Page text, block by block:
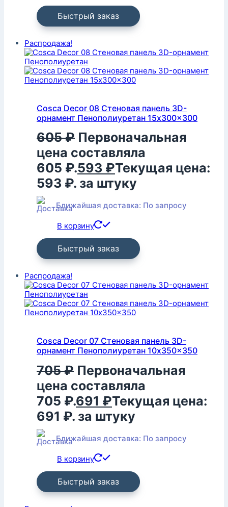
Быстрый заказ
Распродажа!
Cosca Decor 08 Стеновая панель 3D-
орнамент Пенополиуретан 15x300x300
605₽ Первоначальная
цена составляла
605 ₽.593 ₽Текущая цена:
593 ₽. за штуку
Ближайшая доставка: По запросу
В корзину
Быстрый заказ
Распродажа!
Cosca Decor 07 Стеновая панель 3D-
орнамент Пенополиуретан 10x350x350
705₽ Первоначальная
цена составляла
705 ₽.691 ₽Текущая цена:
691 ₽. за штуку
Ближайшая доставка: По запросу
В корзину
Быстрый заказ